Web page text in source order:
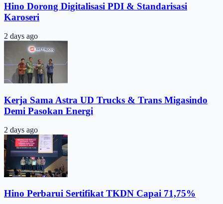
Hino Dorong Digitalisasi PDI & Standarisasi
Karoseri
2 days ago
Kerja Sama Astra UD Trucks & Trans Migasindo
Demi Pasokan Energi
2 days ago
Hino Perbarui Sertifikat TKDN Capai 71,75%